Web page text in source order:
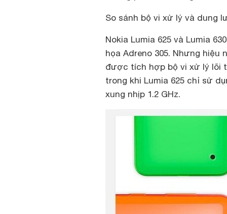
So sánh bộ vi xử lý và dung
Nokia Lumia 625 và Lumia
họa Adreno 305. Nhưng hiệu
được tích hợp bộ vi xử lý lõi
trong khi Lumia 625 chỉ sử
xung nhịp 1.2 GHz.